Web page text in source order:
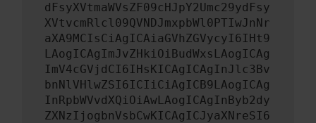
dFsyXVtmaWVsZF09cHJpY2Umc29ydFsy
XVtvcmRlcl09QVNDJmxpbWl0PTIwJnNr
aXA9MCIsCiAgICAiaGVhZGVycyI6IHt9
LAogICAgImJvZHkiOiBudWxsLAogICAg
ImV4cGVjdCI6IHsKICAgICAgInJlc3Bv
bnNlVHlwZSI6ICIiCiAgICB9LAogICAg
InRpbWVvdXQiOiAwLAogICAgInByb2dy
ZXNzIjogbnVsbCwKICAgICJyaXNreSI6